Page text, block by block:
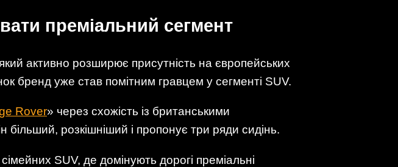
преміальний сегмент
активно розширює присутність на європейських
бренд уже став помітним гравцем у сегменті SUV.
Rover» через схожість із британськими
розкішніший і пропонує три ряди сидінь.
SUV, де домінують дорогі преміальні